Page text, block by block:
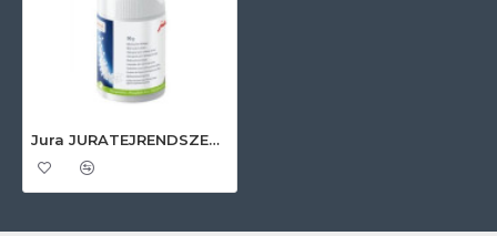
Jura JURATEJRENDSZERTISZTÍTÓ90GADAGOLÓVAL Kávéfőző tisztítószer